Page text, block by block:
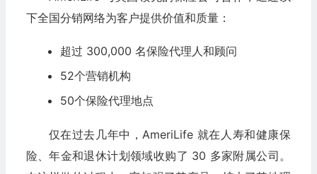
下全国分销网络为客户提供价值和质量：
超过 300,000 名保险代理人和顾问
52个营销机构
50个保险代理地点
仅在过去几年中，AmeriLife 就在人寿和健康保
险、年金和退休计划领域收购了 30 多家附属公司。